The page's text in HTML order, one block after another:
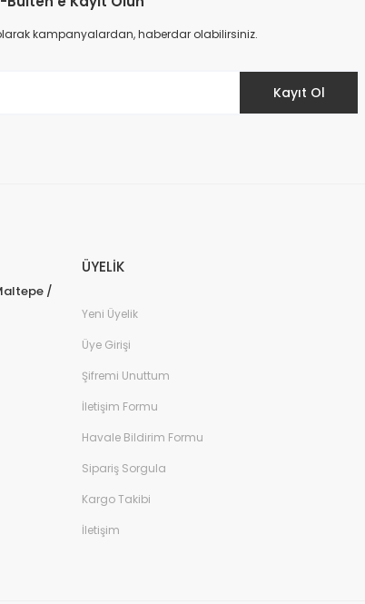
kampanyalardan, haberdar olabilirsiniz.
Kayıt Ol
/
ÜYELİK
Yeni Üyelik
Üye Girişi
Şifremi Unuttum
İletişim Formu
Havale Bildirim Formu
Sipariş Sorgula
Kargo Takibi
İletişim